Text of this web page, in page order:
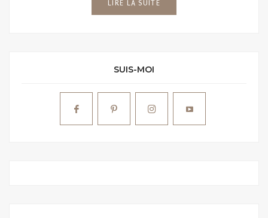
LIRE LA SUITE
SUIS-MOI